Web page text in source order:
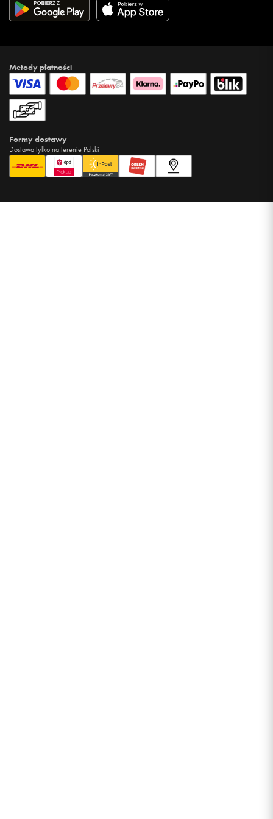
Metody płatności
Formy dostawy
Dostawa tylko na terenie Polski